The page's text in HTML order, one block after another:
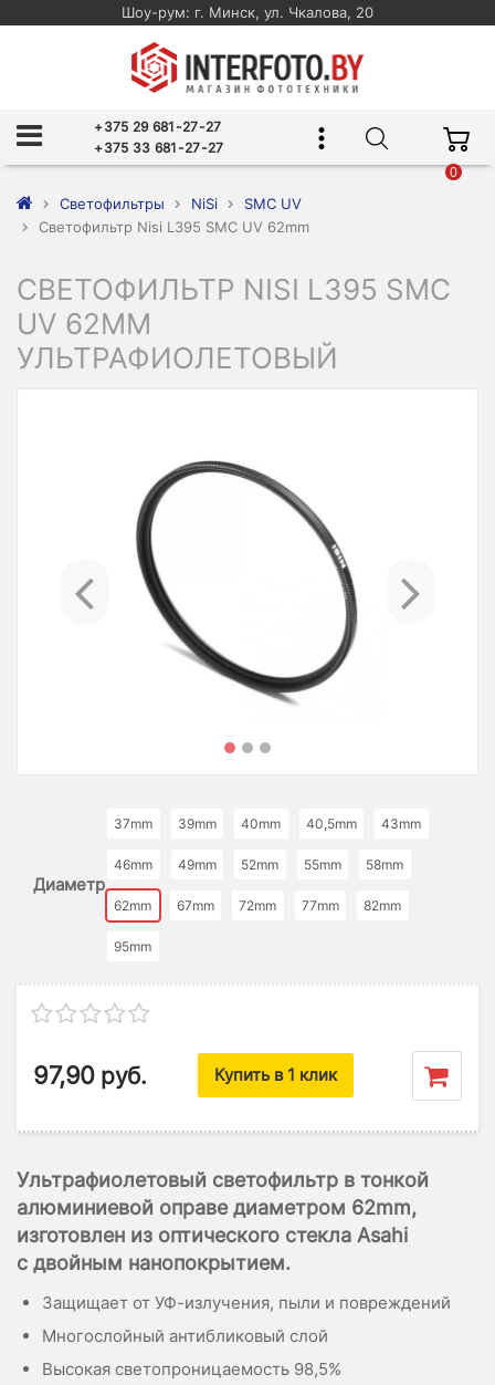
Шоу-рум: г. Минск, ул. Чкалова, 20
+375 29 681-27-27
+375 33 681-27-27
0
Светофильтры NiSi
SMC UV
Светофильтр Nisi L395 SMC UV 62mm
СВЕТОФИЛЬТР NISI L395 SMC
UV 62MM
УЛЬТРАФИОЛЕТОВЫЙ
Previous
Диаметр
37mm 39mm 40mm 40,5mm 43mm
46mm 49mm 52mm 55mm 58mm
62mm 67mm 72mm 77mm 82mm
95mm
97,90 руб. Купить в 1 клик
Ультрафиолетовый светофильтр в тонкой
алюминиевой оправе диаметром 62mm,
изготовлен из оптического стекла Asahi
с двойным нанопокрытием.
Защищает от УФ-излучения, пыли и повреждений
Многослойный антибликовый слой
Высокая светопроницаемость 98,5%